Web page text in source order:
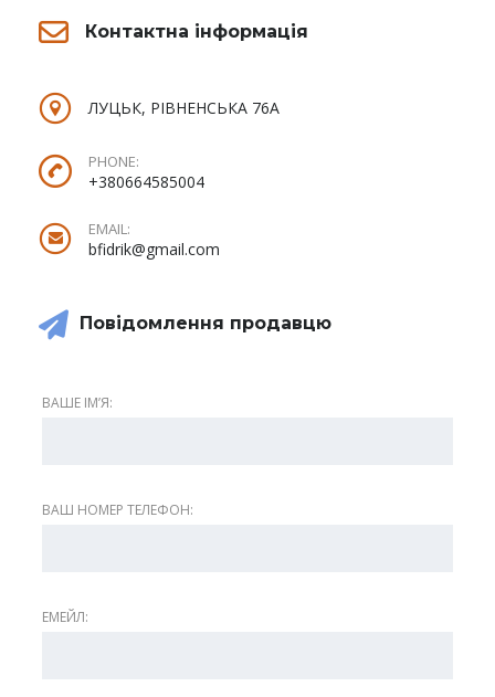
Контактна інформація
ЛУЦЬК, РІВНЕНСЬКА 76А
PHONE:
+380664585004
EMAIL:
bfidrik@gmail.com
Повідомлення продавцю
ВАШЕ ІМʼЯ:
ВАШ НОМЕР ТЕЛЕФОН:
ЕМЕЙЛ: